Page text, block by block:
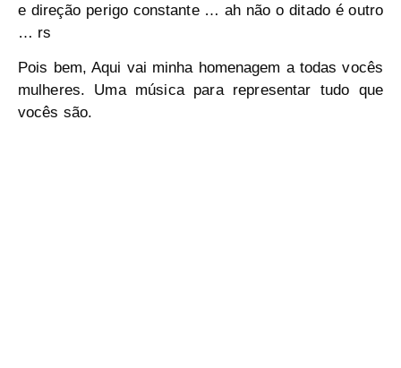
e direção perigo constante … ah não o ditado é outro
… rs
Pois bem, Aqui vai minha homenagem a todas vocês
mulheres. Uma música para representar tudo que
vocês são.